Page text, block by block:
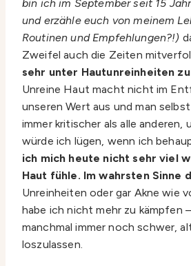
bin ich im September seit 15
und erzähle euch von meinem
Routinen und Empfehlungen?!)
Zweifel auch die Zeiten
sehr unter Hautunreinheiten
Unreine Haut macht nicht im
unseren Wert aus und man
immer kritischer als alle anderen,
würde ich lügen, wenn ich
ich mich heute nicht sehr viel
Haut fühle. Im wahrsten Sinne
Unreinheiten oder gar Akne wie
habe ich nicht mehr zu kämpfen
manchmal immer noch schwer,
loszulassen.